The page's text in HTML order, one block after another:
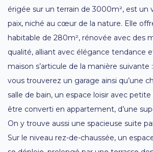
érigée sur un terrain de 3000m², est un
paix, niché au cœur de la nature. Elle
habitable de 280m², rénovée avec des
qualité, alliant avec élégance tendance
maison s’articule de la manière suivante
vous trouverez un garage ainsi qu’une
salle de bain, un espace loisir avec
être converti en appartement, d’une
On y trouve aussi une spacieuse suite
Sur le niveau rez-de-chaussée, un